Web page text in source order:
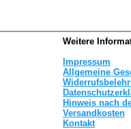
Weitere
Impressum
Allgemeine
Hinweis nach
Versandkosten
Kontakt